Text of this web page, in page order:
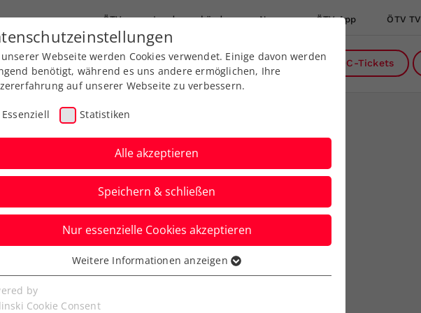
ÖTV Landesverbände News ÖTV App ÖTV TV
Ausbildung Services Über uns DC-Tickets
Berrettini
zurück
Webseite werden Cookies verwendet. Einige davon werden
benötigt, während es uns andere ermöglichen, Ihre
auf unserer Webseite zu verbessern.
Essenziell Statistiken
Alle akzeptieren
Speichern & schließen
Nur essenzielle Cookies akzeptieren
Cookies werden für grundlegende Funktionen der
benötigt. Dadurch ist gewährleistet, dass die Webseite
Weitere Informationen anzeigen
by
Cookie Consent